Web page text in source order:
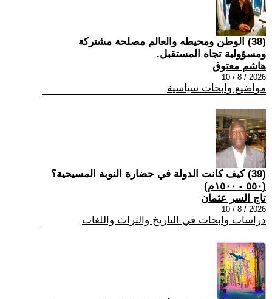
(38) الوطن ومحيطه والعالم مصلحة مشتركة
ومسؤولية تجاه المستقبل.
هاشم معتوق
2026 / 8 / 10
مواضيع وابحاث سياسية
(39) كيف كانت الدولة في حضارة النوبة المسيحية؟
(٥٥٠ - ١٥٠٠م)
تاج السر عثمان
2026 / 8 / 10
دراسات وابحاث في التاريخ والتراث واللغات